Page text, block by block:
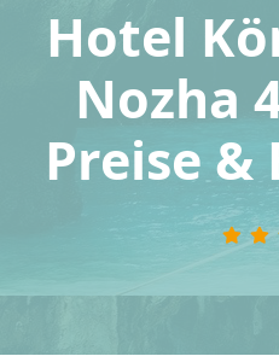
Hotel
Nozha
Preise &